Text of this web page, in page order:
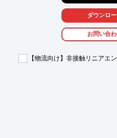
【活用シーン】
・倉庫内での商品の自動搬送
・在庫の自動ピッキング
・棚卸作業の効率化
・作業時間の短縮
ダウンロ
お問い合
【物流向け】非接触リニアエ